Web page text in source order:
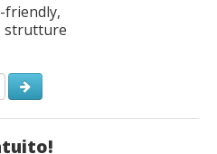
friendly,
strutture